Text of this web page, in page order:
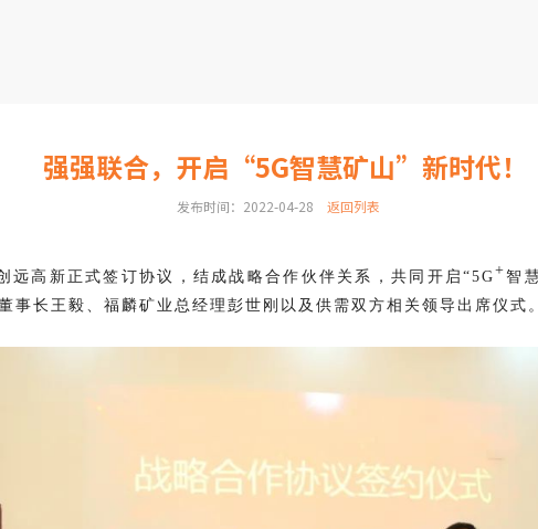
强强联合，开启“5G智慧矿山”新时代！
发布时间：2022-04-28 返回列表
远高新正式签订协议，结成战略合作伙伴关系，共同开启“5G+ 智
事长王毅、福麟矿业总经理彭世刚以及供需双方相关领导出席仪式。